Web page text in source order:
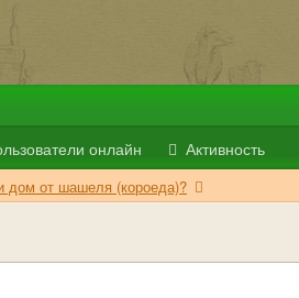
онлайн Активность
дом от шашеля (короеда)?